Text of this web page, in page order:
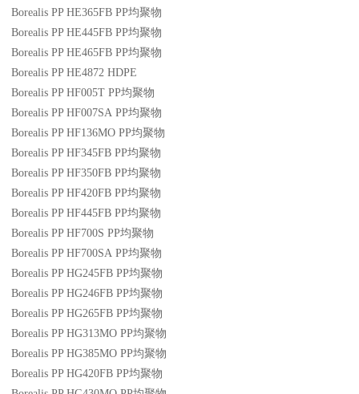
Borealis PP HE365FB PP均聚物
Borealis PP HE445FB PP均聚物
Borealis PP HE465FB PP均聚物
Borealis PP HE4872 HDPE
Borealis PP HF005T PP均聚物
Borealis PP HF007SA PP均聚物
Borealis PP HF136MO PP均聚物
Borealis PP HF345FB PP均聚物
Borealis PP HF350FB PP均聚物
Borealis PP HF420FB PP均聚物
Borealis PP HF445FB PP均聚物
Borealis PP HF700S PP均聚物
Borealis PP HF700SA PP均聚物
Borealis PP HG245FB PP均聚物
Borealis PP HG246FB PP均聚物
Borealis PP HG265FB PP均聚物
Borealis PP HG313MO PP均聚物
Borealis PP HG385MO PP均聚物
Borealis PP HG420FB PP均聚物